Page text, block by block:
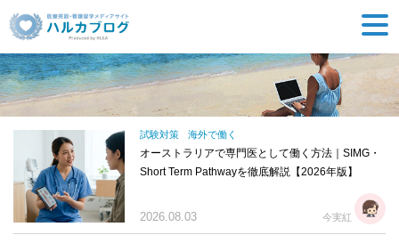
今実紅
試験対策 海外で働く
オーストラリアで専門医として働く方法｜SIMG・
Short Term Pathwayを徹底解説【2026年版】
2026.08.03